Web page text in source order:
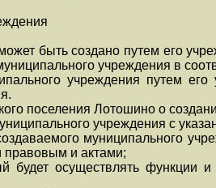
быть создано путем его
учреждения в
учреждения путем его
поселения Лотошино о
учреждения с
муниципального
и актами;
будет осуществлять функции